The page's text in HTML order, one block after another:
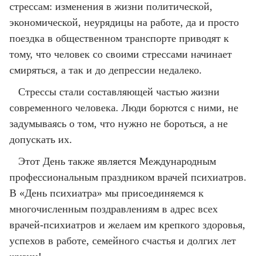
стрессам: изменения в жизни политической,
экономической, неурядицы на работе, да и просто
поездка в общественном транспорте приводят к
тому, что человек со своими стрессами начинает
смиряться, а так и до депрессии недалеко.
Стрессы стали составляющей частью жизни
современного человека. Люди борются с ними, не
задумываясь о том, что нужно не бороться, а не
допускать их.
Этот День также является Международным
профессиональным праздником врачей психиатров.
В «День психиатра» мы присоединяемся к
многочисленным поздравлениям в адрес всех
врачей-психиатров и желаем им крепкого здоровья,
успехов в работе, семейного счастья и долгих лет